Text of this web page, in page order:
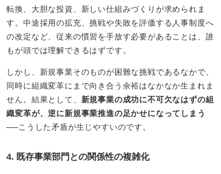
転換、大胆な投資、新しい仕組みづくりが求められま
す。中途採用の拡充、挑戦や失敗を評価する人事制度へ
の改定など、従来の慣習を手放す必要があることは、誰
もが頭では理解できるはずです。
しかし、新規事業そのものが困難な挑戦であるなかで、
同時に組織変革にまで向き合う余裕はなかなか生まれま
せん。結果として、 新規事業の成功に不可欠なはずの組
織変革が、逆に新規事業推進の足かせになってしまう
──こうした矛盾が生じやすいのです。
4. 既存事業部門との関係性の複雑化